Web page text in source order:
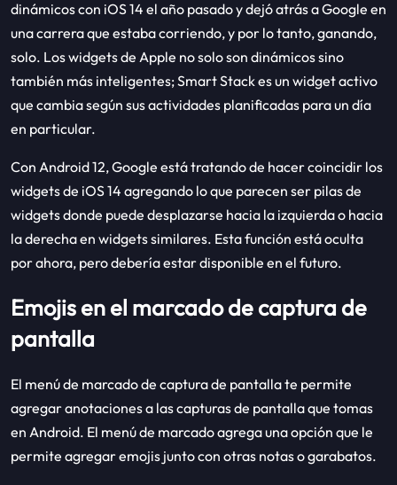
dinámicos con iOS 14 el año pasado y dejó atrás a Google en
una carrera que estaba corriendo, y por lo tanto, ganando,
solo. Los widgets de Apple no solo son dinámicos sino
también más inteligentes; Smart Stack es un widget activo
que cambia según sus actividades planificadas para un día
en particular.
Con Android 12, Google está tratando de hacer coincidir los
widgets de iOS 14 agregando lo que parecen ser pilas de
widgets donde puede desplazarse hacia la izquierda o hacia
la derecha en widgets similares. Esta función está oculta
por ahora, pero debería estar disponible en el futuro.
Emojis en el marcado de captura de
pantalla
El menú de marcado de captura de pantalla te permite
agregar anotaciones a las capturas de pantalla que tomas
en Android. El menú de marcado agrega una opción que le
permite agregar emojis junto con otras notas o garabatos.